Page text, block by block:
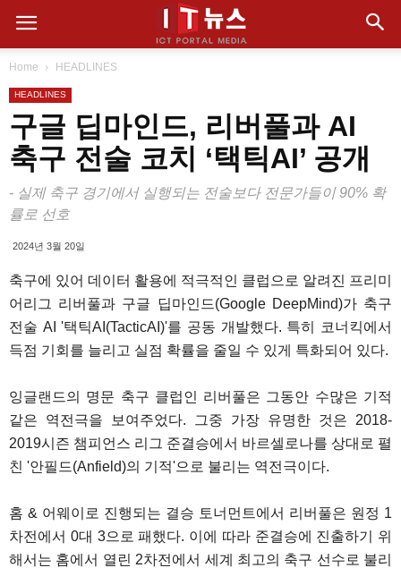
Home HEADLINES
HEADLINES
구글 딥마인드, 리버풀과 AI
축구 전술 코치 ‘택틱AI’ 공개
- 실제 축구 경기에서 실행되는 전술보다 전문가들이 90% 확
률로 선호
2024년 3월 20일
축구에 있어 데이터 활용에 적극적인 클럽으로 알려진 프리미
어리그 리버풀과 구글 딥마인드(Google DeepMind)가 축구
전술 AI '택틱AI(TacticAI)'를 공동 개발했다. 특히 코너킥에서
득점 기회를 늘리고 실점 확률을 줄일 수 있게 특화되어 있다.
잉글랜드의 명문 축구 클럽인 리버풀은 그동안 수많은 기적
같은 역전극을 보여주었다. 그중 가장 유명한 것은 2018-
2019시즌 챔피언스 리그 준결승에서 바르셀로나를 상대로 펼
친 '안필드(Anfield)의 기적'으로 불리는 역전극이다.
홈 & 어웨이로 진행되는 결승 토너먼트에서 리버풀은 원정 1
차전에서 0대 3으로 패했다. 이에 따라 준결승에 진출하기 위
해서는 홈에서 열린 2차전에서 세계 최고의 축구 선수로 불리